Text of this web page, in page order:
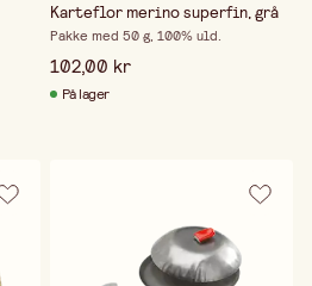
Karteflor merino superfin, grå
Pakke med 50 g, 100% uld.
102,00 kr
På lager